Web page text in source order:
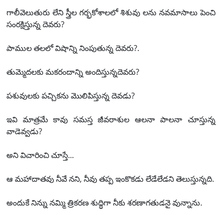
గాలీవెలుతురు లేని స్త్రీల గర్భకోశాలలో శిశువు లను నవమాసాలు పెంచి
సంరక్షిస్తున్న దెవరు?
పాముల తలలో విషాన్ని నింపుతున్న దెవరు?.
తుమ్మెదలకు మకరందాన్ని అందిస్తున్నదెవరు?
పశువులకు పచ్చికను మొలిపిస్తున్న దెవడు?
ఇవి మాత్రమే కావు సమస్త జీవరాశుల ఆలనా పాలనా చూస్తున్న
వాడెవ్వడు?
అని విచారించి చూస్తే...
ఆ మహాదాతవు నీవే నని, నీవు తప్ప ఇంకొకడు లేడేలేడని తెలుస్తున్నది.
అందుకే నిన్ను నమ్మి త్రికరణ శుద్ధిగా నీకు శరణాగతుడనై వున్నాను.